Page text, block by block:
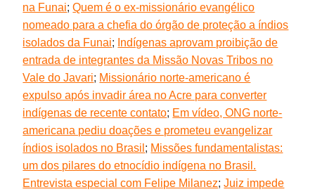
na Funai;Quem é o ex-missionário evangélico
nomeado para a chefia do órgão de proteção a índios
isolados da Funai; Indígenas aprovam proibição de
entrada de integrantes da Missão Novas Tribos no
Vale do Javari; Missionário norte-americano é
expulso após invadir área no Acre para converter
indígenas de recente contato; Em vídeo, ONG norte-
americana pediu doações e prometeu evangelizar
índios isolados no Brasil ; Missões fundamentalistas:
um dos pilares do etnocídio indígena no Brasil.
Entrevista especial com Felipe Milanez;Juiz impede